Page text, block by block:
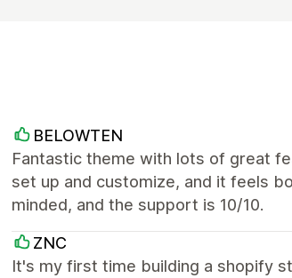
BELOWTEN
Fantastic theme with lots of great
set up and customize, and it feels
minded, and the support is 10/10.
ZNC
It's my first time building a shopify